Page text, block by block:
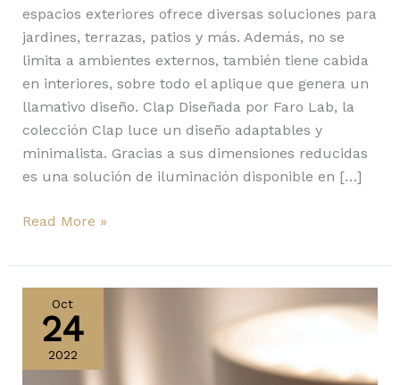
espacios exteriores ofrece diversas soluciones para
jardines, terrazas, patios y más. Además, no se
limita a ambientes externos, también tiene cabida
en interiores, sobre todo el aplique que genera un
llamativo diseño. Clap Diseñada por Faro Lab, la
colección Clap luce un diseño adaptables y
minimalista. Gracias a sus dimensiones reducidas
es una solución de iluminación disponible en […]
Read More »
Oct
24
2022
Bellhop
Wall
la